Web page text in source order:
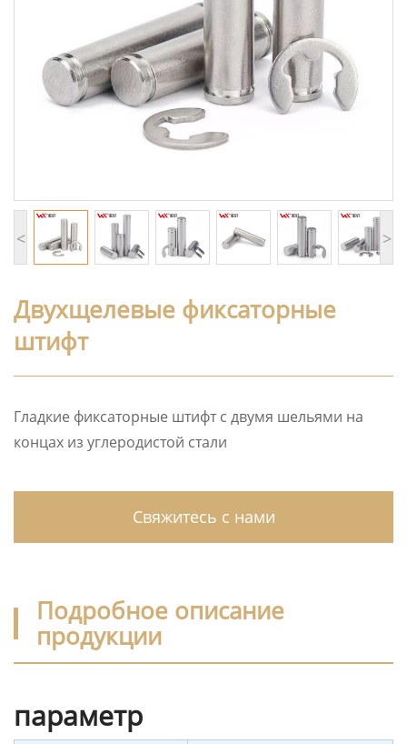
< >
Двухщелевые фиксаторные
штифт
Гладкие фиксаторные штифт с двумя шельями на
концах из углеродистой стали
Свяжитесь с нами
Подробное описание
продукции
параметр